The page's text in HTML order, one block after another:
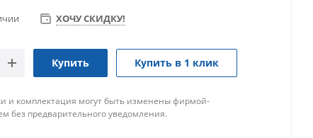
ХОЧУ СКИДКУ!
Купить Купить в 1 клик
и комплектация могут быть изменены фирмой-
без предварительного уведомления.